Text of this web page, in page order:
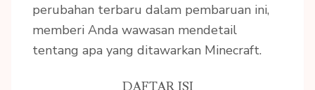
perubahan terbaru dalam pembaruan ini,
memberi Anda wawasan mendetail
tentang apa yang ditawarkan Minecraft.
DAFTAR ISI